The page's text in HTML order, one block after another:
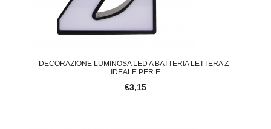
DECORAZIONE LUMINOSA LED A BATTERIA LETTERA Z -
IDEALE PER E
€3,15